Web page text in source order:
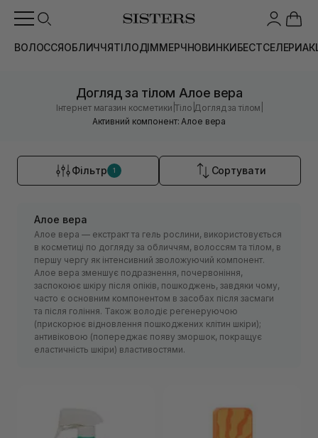
ВОЛОССЯОБЛИЧЧЯТІЛОДІММЕРЧНОВИНКИБЕСТСЕЛЕРИ
Догляд за тілом Алое вера
Інтернет магазин косметики |Тіло |Догляд за тілом
Активний компонент: Алое вера
Фільтр 1 Сортувати
Алое вера
Алое вера — екстракт та гель рослини, використовується
в косметиці по догляду за обличчям, волоссям та тілом, в
першу чергу як інтенсивний зволожуючий компонент.
Алое вера зменшує подразнення, почервоніння,
заспокоює шкіру після опіків, пошкоджень, завдяки чому,
часто є основним компонентом в засобах після засмаги
та після гоління. Також володіє регенеруючою
(прискорює відновлення пошкоджених клітин шкіри);
антивіковою (попереджає появу зморшок, покращує
еластичність шкіри) властивостями.